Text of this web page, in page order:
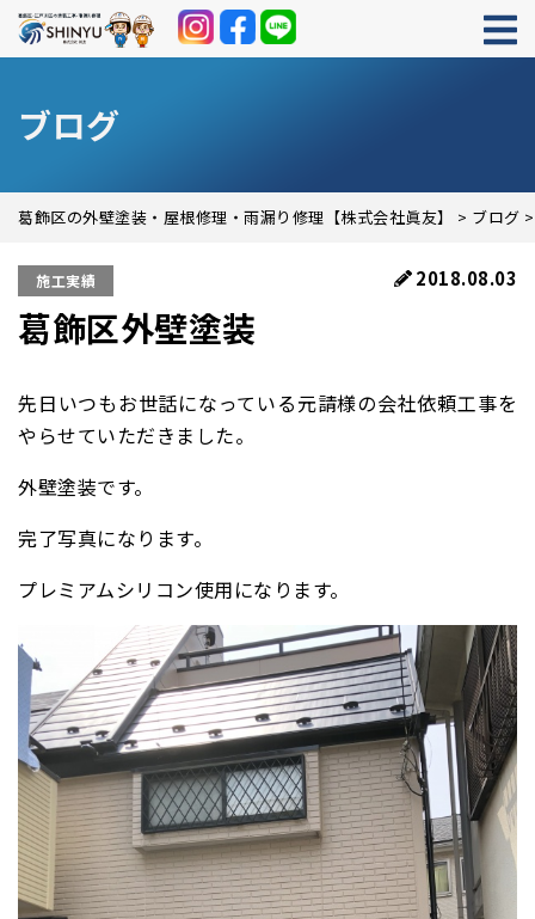
ブログ
葛飾区の外壁塗装・屋根修理・雨漏り修理【株式会社眞友】 > ブログ
施工実績 2018.08.03
葛飾区外壁塗装
先日いつもお世話になっている元請様の会社依頼工事を
やらせていただきました。
外壁塗装です。
完了写真になります。
プレミアムシリコン使用になります。